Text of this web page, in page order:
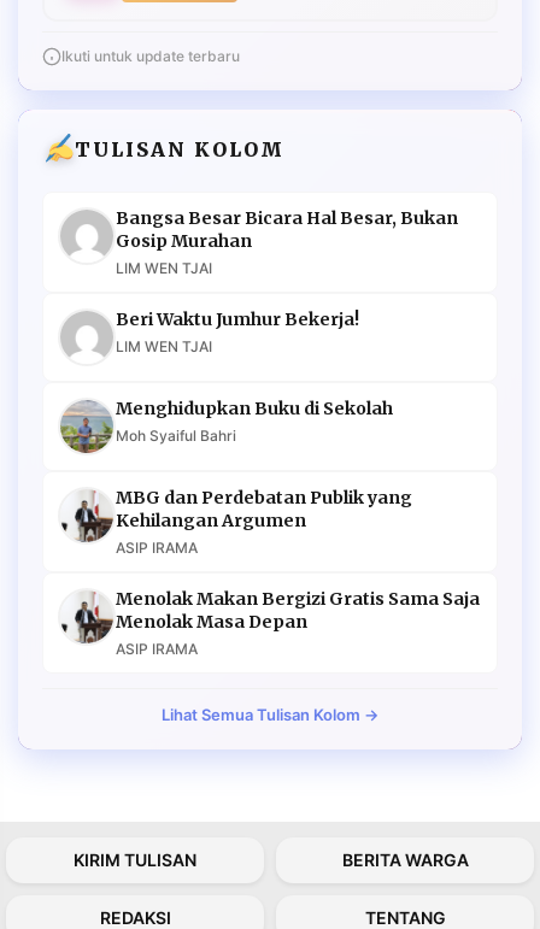
Ikuti untuk update terbaru
TULISAN KOLOM
Bangsa Besar Bicara Hal Besar, Bukan
Gosip Murahan
LIM WEN TJAI
Beri Waktu Jumhur Bekerja!
LIM WEN TJAI
Menghidupkan Buku di Sekolah
Moh Syaiful Bahri
MBG dan Perdebatan Publik yang
Kehilangan Argumen
ASIP IRAMA
Menolak Makan Bergizi Gratis Sama Saja
Menolak Masa Depan
ASIP IRAMA
Lihat Semua Tulisan Kolom →
KIRIM TULISAN BERITA WARGA
REDAKSI TENTANG